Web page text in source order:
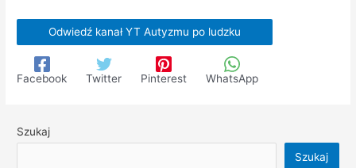
Odwiedź kanał YT Autyzmu po ludzku
Facebook Twitter Pinterest WhatsApp
Szukaj
Szukaj